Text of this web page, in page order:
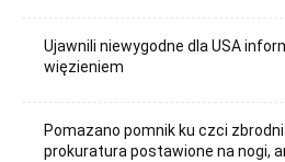
Ujawnili niewygodne dla USA
więzieniem
Pomazano pomnik ku czci
prokuratura postawione na nogi,